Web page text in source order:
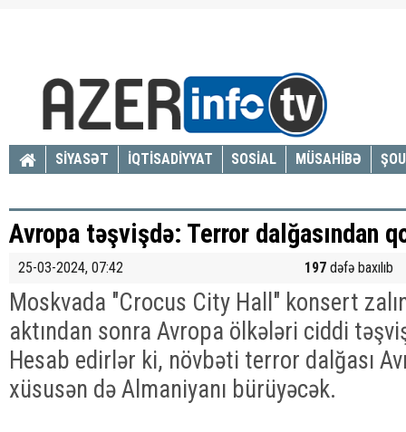
SİYASƏT İQTİSADİYYAT SOSİAL MÜSAHİBƏ
Avropa təşvişdə: Terror dalğasından
25-03-2024, 07:42 197 dəfə baxılıb
Moskvada "Crocus City Hall" konsert
aktından sonra Avropa ölkələri ciddi
Hesab edirlər ki, növbəti terror dalğası
xüsusən də Almaniyanı bürüyəcək.